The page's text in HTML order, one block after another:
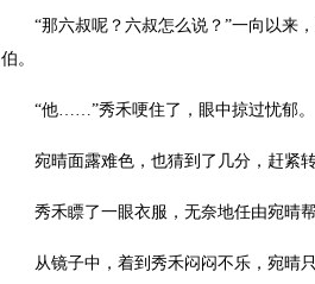
“那六叔呢？六叔怎么说？”一向以来，
伯。
“他……”秀禾哽住了，眼中掠过忧郁。
宛晴面露难色，也猜到了几分，赶紧转
秀禾瞟了一眼衣服，无奈地任由宛晴帮
从镜子中，着到秀禾闷闷不乐，宛晴只